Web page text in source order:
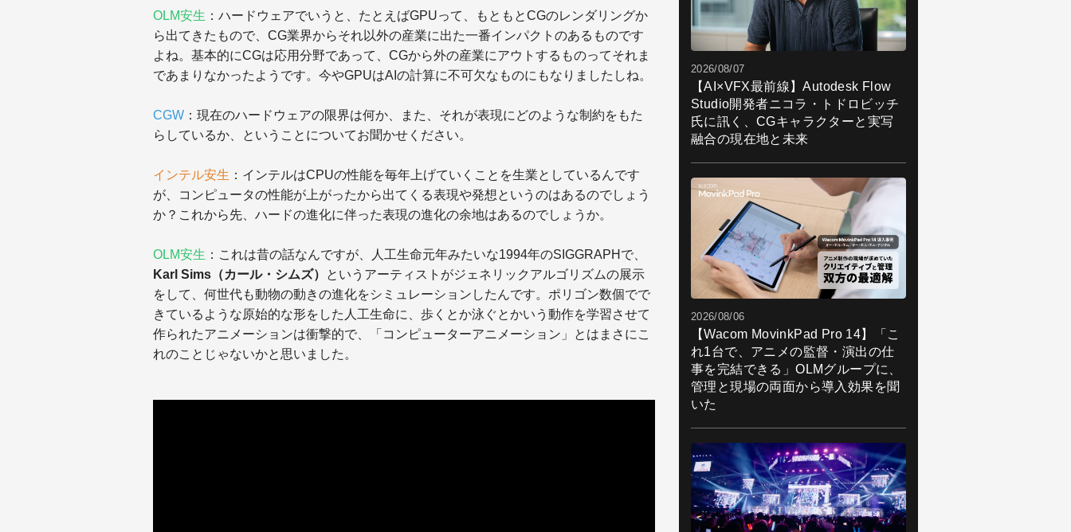
OLM安生 ：ハードウェアでいうと、たとえばGPUって、もともとCGのレンダリングか
ら出てきたもので、CG業界からそれ以外の産業に出た一番インパクトのあるものです
よね。基本的にCGは応用分野であって、CGから外の産業にアウトするものってそれま
であまりなかったようです。今やGPUはAIの計算に不可欠なものにもなりましたしね。
CGW ：現在のハードウェアの限界は何か、また、それが表現にどのような制約をもた
らしているか、ということについてお聞かせください。
インテル安生 ：インテルはCPUの性能を毎年上げていくことを生業としているんです
が、コンピュータの性能が上がったから出てくる表現や発想というのはあるのでしょう
か？これから先、ハードの進化に伴った表現の進化の余地はあるのでしょうか。
OLM安生 ：これは昔の話なんですが、人工生命元年みたいな1994年のSIGGRAPHで、
Karl Sims（カール・シムズ）
というアーティストがジェネリックアルゴリズムの展示
をして、何世代も動物の動きの進化をシミュレーションしたんです。ポリゴン数個でで
きているような原始的な形をした人工生命に、歩くとか泳ぐとかいう動作を学習させて
作られたアニメーションは衝撃的で、「コンピューターアニメーション」とはまさにこ
れのことじゃないかと思いました。
2026/08/07
【AI×VFX最前線】Autodesk Flow
Studio開発者ニコラ・トドロビッチ
氏に訊く、CGキャラクターと実写
融合の現在地と未来
2026/08/06
【Wacom MovinkPad Pro 14】「こ
れ1台で、アニメの監督・演出の仕
事を完結できる」OLMグループに、
管理と現場の両面から導入効果を聞
いた